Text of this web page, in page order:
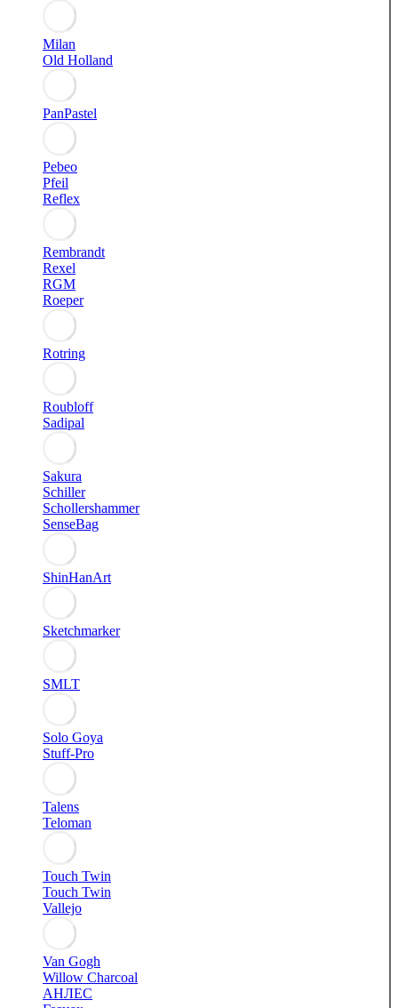
Milan
Old Holland
PanPastel
Pebeo
Pfeil
Reflex
Rembrandt
Rexel
RGM
Roeper
Rotring
Roubloff
Sadipal
Sakura
Schiller
Schollershammer
SenseBag
ShinHanArt
Sketchmarker
SMLT
Solo Goya
Stuff-Pro
Talens
Teloman
Touch Twin
Touch Twin
Vallejo
Van Gogh
Willow Charcoal
АНЛЕС